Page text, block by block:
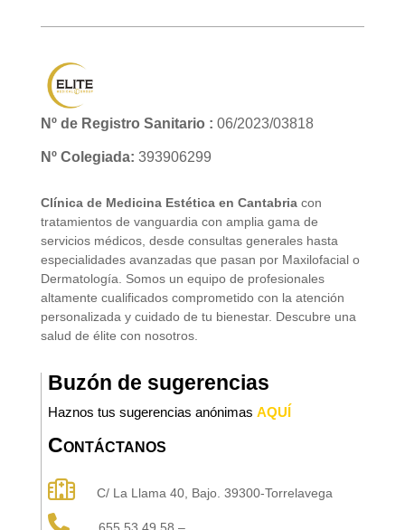
Nº de Registro Sanitario : 06/2023/03818
Nº Colegiada: 393906299
Clínica de Medicina Estética en Cantabriacon
tratamientos de vanguardia con amplia gama de
servicios médicos, desde consultas generales hasta
especialidades avanzadas que pasan por Maxilofacial o
Dermatología. Somos un equipo de profesionales
altamente cualificados comprometido con la atención
personalizada y cuidado de tu bienestar. Descubre una
salud de élite con nosotros.
Buzón de sugerencias
Haznos tus sugerencias anónimas AQUÍ
Contáctanos
C/ La Llama 40, Bajo. 39300-Torrelavega
655 53 49 58 –